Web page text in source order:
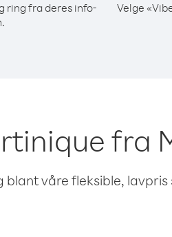
ring fra deres info-
Velge
fra
blant våre fleksible,